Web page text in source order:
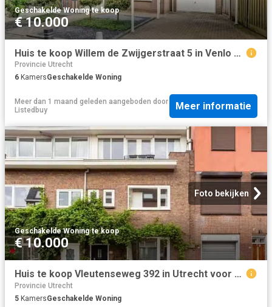
Geschakelde Woning·te koop
€ 10.000
Huis te koop Willem de Zwijgerstraat 5 in Venlo voor € 369.000
Provincie Utrecht
6 KamersGeschakelde Woning
Meer dan 1 maand geleden aangeboden door
Listedbuy
Meer informatie
Foto bekijken
Geschakelde Woning·te koop
€ 10.000
Huis te koop Vleutenseweg 392 in Utrecht voor € 695.000
Provincie Utrecht
5 KamersGeschakelde Woning